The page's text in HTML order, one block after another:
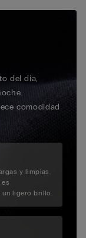
del día,
comodidad
y limpias.
un ligero brillo.